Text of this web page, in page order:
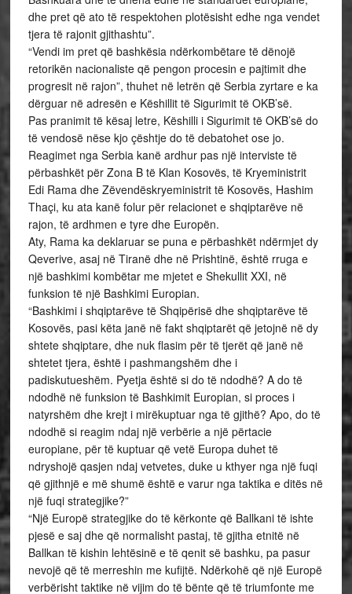
dhe pret që ato të respektohen plotësisht edhe nga vendet
tjera të rajonit gjithashtu”.
“Vendi im pret që bashkësia ndërkombëtare të dënojë
retorikën nacionaliste që pengon procesin e pajtimit dhe
progresit në rajon”, thuhet në letrën që Serbia zyrtare e ka
dërguar në adresën e Këshillit të Sigurimit të OKB’së.
Pas pranimit të kësaj letre, Këshilli i Sigurimit të OKB’së do
të vendosë nëse kjo çështje do të debatohet ose jo.
Reagimet nga Serbia kanë ardhur pas një interviste të
përbashkët për Zona B të Klan Kosovës, të Kryeministrit
Edi Rama dhe Zëvendëskryeministrit të Kosovës, Hashim
Thaçi, ku ata kanë folur për relacionet e shqiptarëve në
rajon, të ardhmen e tyre dhe Europën.
Aty, Rama ka deklaruar se puna e përbashkët ndërmjet dy
Qeverive, asaj në Tiranë dhe në Prishtinë, është rruga e
një bashkimi kombëtar me mjetet e Shekullit XXI, në
funksion të një Bashkimi Europian.
“Bashkimi i shqiptarëve të Shqipërisë dhe shqiptarëve të
Kosovës, pasi këta janë në fakt shqiptarët që jetojnë në dy
shtete shqiptare, dhe nuk flasim për të tjerët që janë në
shtetet tjera, është i pashmangshëm dhe i
padiskutueshëm. Pyetja është si do të ndodhë? A do të
ndodhë në funksion të Bashkimit Europian, si proces i
natyrshëm dhe krejt i mirëkuptuar nga të gjithë? Apo, do të
ndodhë si reagim ndaj një verbërie a një përtacie
europiane, për të kuptuar që vetë Europa duhet të
ndryshojë qasjen ndaj vetvetes, duke u kthyer nga një fuqi
që gjithnjë e më shumë është e varur nga taktika e ditës në
një fuqi strategjike?”
“Një Europë strategjike do të kërkonte që Ballkani të ishte
pjesë e saj dhe që normalisht pastaj, të gjitha etnitë në
Ballkan të kishin lehtësinë e të qenit së bashku, pa pasur
nevojë që të merreshin me kufijtë. Ndërkohë që një Europë
verbërisht taktike në vijim do të bënte që të triumfonte me